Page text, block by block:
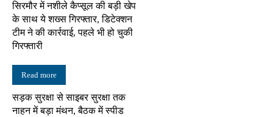
सिरमौर में नशीले कैप्सूल की बड़ी खेप
के साथ ये शख्स गिरफ्तार, डिटेक्शन
टीम ने की कार्रवाई, पहले भी हो चुकी
गिरफ्तारी
Read more
सड़क सुरक्षा से साइबर सुरक्षा तक
नाहन में बड़ा मंथन, बैठक में स्पीड